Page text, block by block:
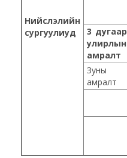
Нийслэлийн
сургуулиуд
3 дугаар
улирлын
амралт
Зуны
амралт